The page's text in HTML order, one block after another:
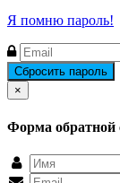
Я помню пароль!
×
Форма обратной